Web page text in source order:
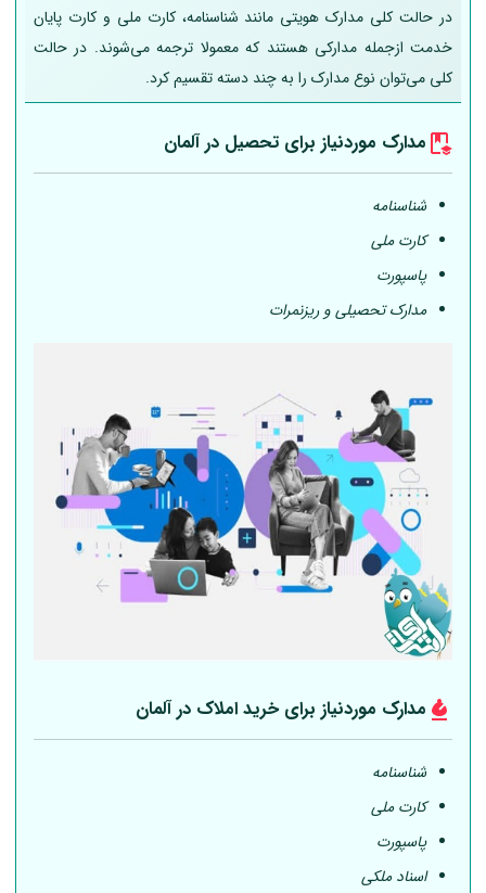
در حالت کلی مدارک هویتی مانند شناسنامه، کارت ملی و کارت پایان
خدمت ازجمله مدارکی هستند که معمولا ترجمه می‌شوند. در حالت
کلی می‌توان نوع مدارک را به چند دسته تقسیم کرد.
مدارک موردنیاز برای تحصیل درآلمان
شناسنامه
کارت ملی
پاسپورت
مدارک تحصیلی و ریزنمرات
مدارک موردنیاز برای خرید املاک درآلمان
شناسنامه
کارت ملی
پاسپورت
اسناد ملکی